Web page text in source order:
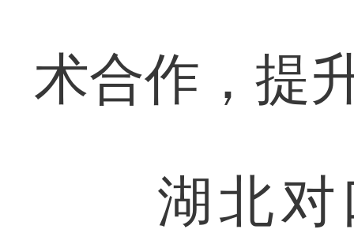
术合作，提
湖北对口